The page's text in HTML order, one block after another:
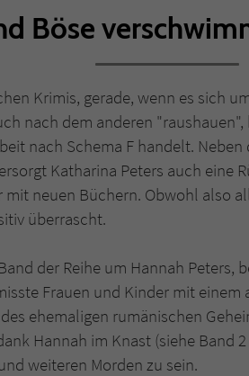
Böse
Krimis, gerade, wenn es sich
nach dem anderen
nach Schema F handelt.
Katharina Peters auch eine
neuen Büchern. Obwohl also
überrascht.
der Reihe um Hannah
Frauen und Kinder mit
ehemaligen rumänischen
Hannah im Knast (siehe Band
weiteren Morden zu sein.
Name
Laufzeit
Zweck
Anbieter
Laufzeit